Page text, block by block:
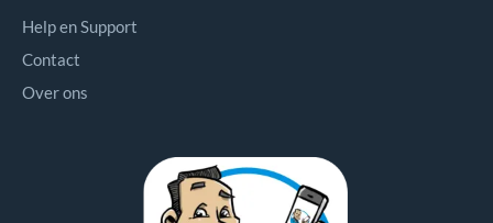
Help en Support
Contact
Over ons